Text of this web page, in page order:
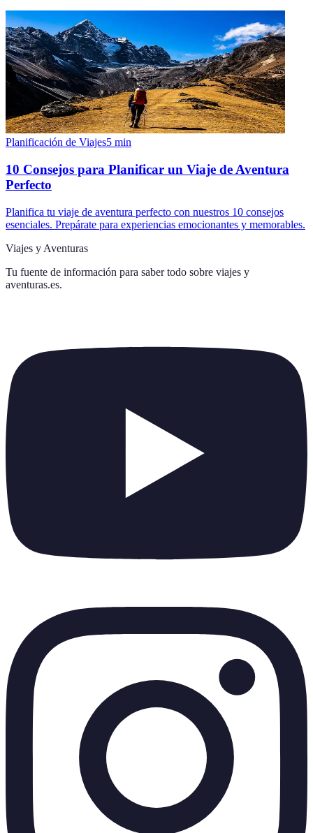
Planificación de Viajes5 min
10 Consejos para Planificar un Viaje de Aventura
Perfecto
Planifica tu viaje de aventura perfecto con nuestros 10 consejos
esenciales. Prepárate para experiencias emocionantes y memorables.
Viajes y Aventuras
Tu fuente de información para saber todo sobre viajes y
aventuras.es.